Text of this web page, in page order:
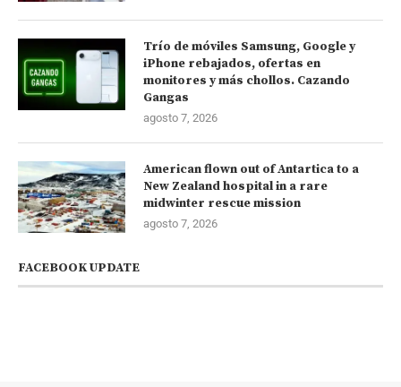
Trío de móviles Samsung, Google y
iPhone rebajados, ofertas en
monitores y más chollos. Cazando
Gangas
agosto 7, 2026
American flown out of Antartica to a
New Zealand hospital in a rare
midwinter rescue mission
agosto 7, 2026
FACEBOOK UPDATE